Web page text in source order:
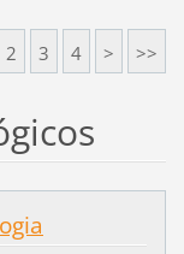
2 3 4 > >>